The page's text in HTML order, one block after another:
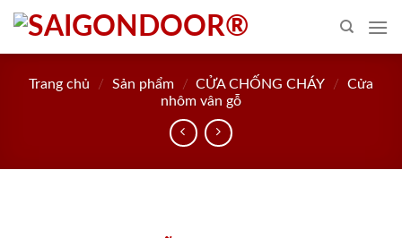
Skip
content
Trang chủ / Sản phẩm / CỬA CHỐNG CHÁY /
Cửa
nhôm vân gỗ